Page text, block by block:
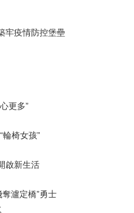
牢疫情防控堡壘
更多”
輪椅女孩”
啟新生活
瀘定橋”勇士